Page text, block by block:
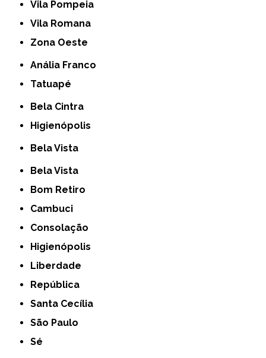
Vila Pompeia
Vila Romana
Zona Oeste
Anália Franco
Tatuapé
Bela Cintra
Higienópolis
Bela Vista
Bela Vista
Bom Retiro
Cambuci
Consolação
Higienópolis
Liberdade
República
Santa Cecília
São Paulo
Sé